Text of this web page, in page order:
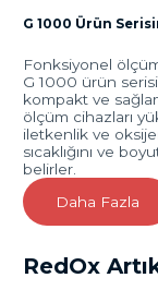
G 1000 Ürün
Fonksiyonel
G 1000 ürün
kompakt ve
ölçüm cihazları
iletkenlik ve
sıcaklığını ve
belirler.
Daha Fazla
RedOx